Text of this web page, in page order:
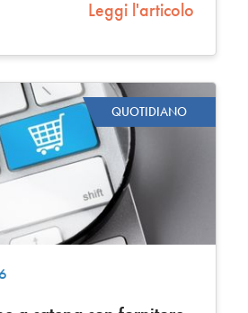
Leggi l'articolo
QUOTIDIANO